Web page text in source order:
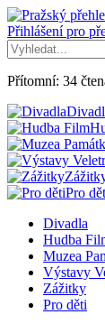
Přihlášení pro
Přítomní: 34
Pro
Divadla
Hudba
Muzea
Výstavy
Zážitky
Pro děti